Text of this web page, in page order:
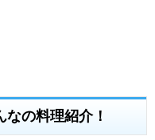
の料理紹介！